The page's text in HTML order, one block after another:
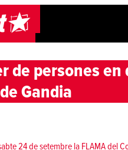
de persones
Gandia
24 de setembre la FLAMA del